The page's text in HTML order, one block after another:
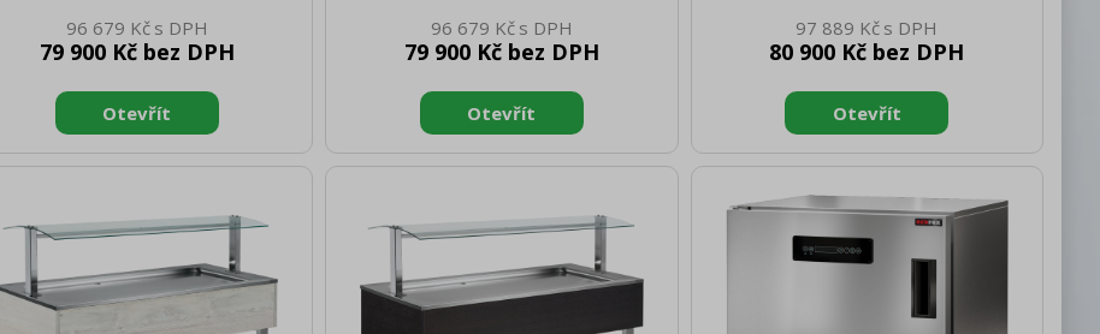
Šířka brutto [mm]: 800 Hloubka
[mm]: 778 Výška brutto [mm]:
spotřebiče: Elektrické zařízení Vnější
barva zařízení: Nerezové Otevírání
Panty vlevo Příkon elektrický
R290 Počet GN / EN zařízení: 5
Velikost GN / EN zařízení [m
96 679 Kč
79 900 Kč bez DPH
120.00 Šířka brutto [mm]: 840 Hloubka
brutto [mm]: 970 Výška brutto [mm]:
Typ spotřebiče: Plynové zařízení
Konstruční typ zařízení: Stacionární
Výkon plynový [kW]: 16.000 Zapalování:
prvků: IPX4 Materiál: AISI 304 vrchní
deska, AISI 430 opláštění Kontr
96 679 Kč
79 900 Kč bez DPH
84.00 Šířka brutto [mm]: 1233 Hloubka
brutto [mm]: 714 Výška brutto [mm]:
spotřebiče: Elektrické zařízení Typ
bufetu: LIME - chlazený, statické
chlazení, mělký Typ vlastností zařízení:
Hemlock Příkon elektrický [kW]: 0.247
Napájení: 230 V / 1N - 50 Hz Počet GN
/ EN zařízení: 3 Velikost GN /
97 889 Kč
80 900 Kč bez DPH